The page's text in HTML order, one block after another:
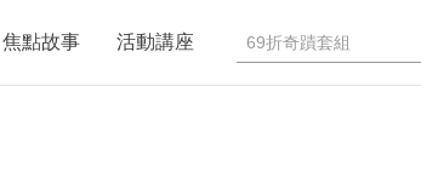
焦點故事 活動講座